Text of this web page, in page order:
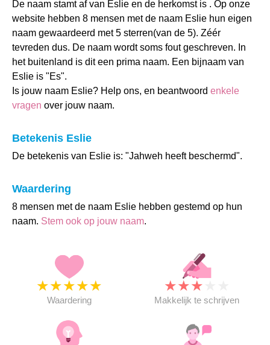
De naam stamt af van Eslie en de herkomst is . Op onze
website hebben 8 mensen met de naam Eslie hun eigen
naam gewaardeerd met 5 sterren(van de 5). Zéér
tevreden dus. De naam wordt soms fout geschreven. In
het buitenland is dit een prima naam. Een bijnaam van
Eslie is "Es".
Is jouw naam Eslie? Help ons, en beantwoord enkele
vragen over jouw naam.
Betekenis Eslie
De betekenis van Eslie is: "Jahweh heeft beschermd".
Waardering
8 mensen met de naam Eslie hebben gestemd op hun
naam. Stem ook op jouw naam.
★★★★★
Waardering
★★★
Makkelijk te schrijven